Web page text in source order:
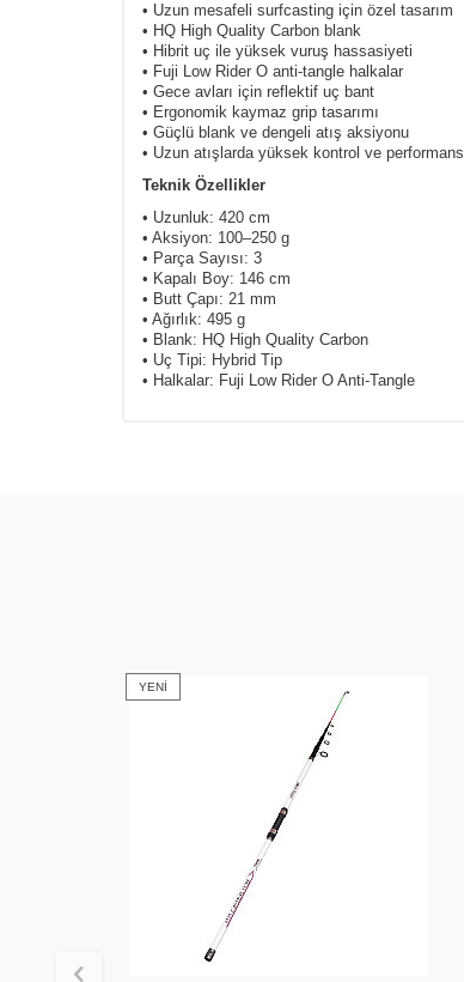
• Uzun mesafeli surfcasting için özel tasarım
• HQ High Quality Carbon blank
• Hibrit uç ile yüksek vuruş hassasiyeti
• Fuji Low Rider O anti-tangle halkalar
• Gece avları için reflektif uç bant
• Ergonomik kaymaz grip tasarımı
• Güçlü blank ve dengeli atış aksiyonu
• Uzun atışlarda yüksek kontrol ve performans
Teknik Özellikler
• Uzunluk: 420 cm
• Aksiyon: 100–250 g
• Parça Sayısı: 3
• Kapalı Boy: 146 cm
• Butt Çapı: 21 mm
• Ağırlık: 495 g
• Blank: HQ High Quality Carbon
• Uç Tipi: Hybrid Tip
• Halkalar: Fuji Low Rider O Anti-Tangle
YENI